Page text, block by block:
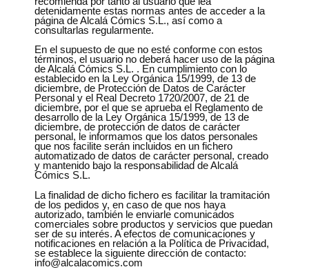
detenidamente estas normas antes de acceder a la
página de Alcalá Cómics S.L., así como a
consultarlas regularmente.
En el supuesto de que no esté conforme con estos
términos, el usuario no deberá hacer uso de la página
de Alcalá Cómics S.L. . En cumplimiento con lo
establecido en la Ley Orgánica 15/1999, de 13 de
diciembre, de Protección de Datos de Carácter
Personal y el Real Decreto 1720/2007, de 21 de
diciembre, por el que se aprueba el Reglamento de
desarrollo de la Ley Orgánica 15/1999, de 13 de
diciembre, de protección de datos de carácter
personal, le informamos que los datos personales
que nos facilite serán incluidos en un fichero
automatizado de datos de carácter personal, creado
y mantenido bajo la responsabilidad de Alcalá
Cómics S.L.
La finalidad de dicho fichero es facilitar la tramitación
de los pedidos y, en caso de que nos haya
autorizado, también le enviarle comunicados
comerciales sobre productos y servicios que puedan
ser de su interés. A efectos de comunicaciones y
notificaciones en relación a la Política de Privacidad,
se establece la siguiente dirección de contacto:
info@alcalacomics.com